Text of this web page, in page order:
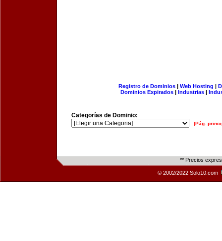
Registro de Dominios| Web Hosting |
Dominios Expirados | Industrias |
Categorías de Dominio:
[Pág.
** Precios
© 2002/2022 Solo10.com